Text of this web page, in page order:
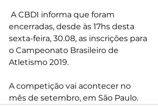
encerradas, desde às 17hs desta
sexta-feira, 30.08, as inscrições para
o Campeonato Brasileiro de
Atletismo 2019.
A competição vai acontecer no
mês de setembro, em São Paulo.